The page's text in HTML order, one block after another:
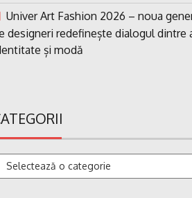
Univer Art Fashion 2026 – noua
designeri redefinește dialogul dintre
și modă